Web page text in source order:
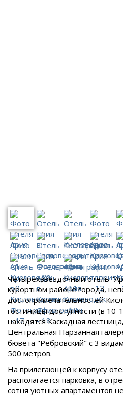
Четырехзвездочный отель
курортном районе города,
достопримечательностей
гостиницы доступности (в
находятся Каскадная
Центральная Нарзанная
бювета "Ребровский" с 3
500 метров.
На прилегающей к корпусу
располагается парковка, в
сотня уютных апартаментов